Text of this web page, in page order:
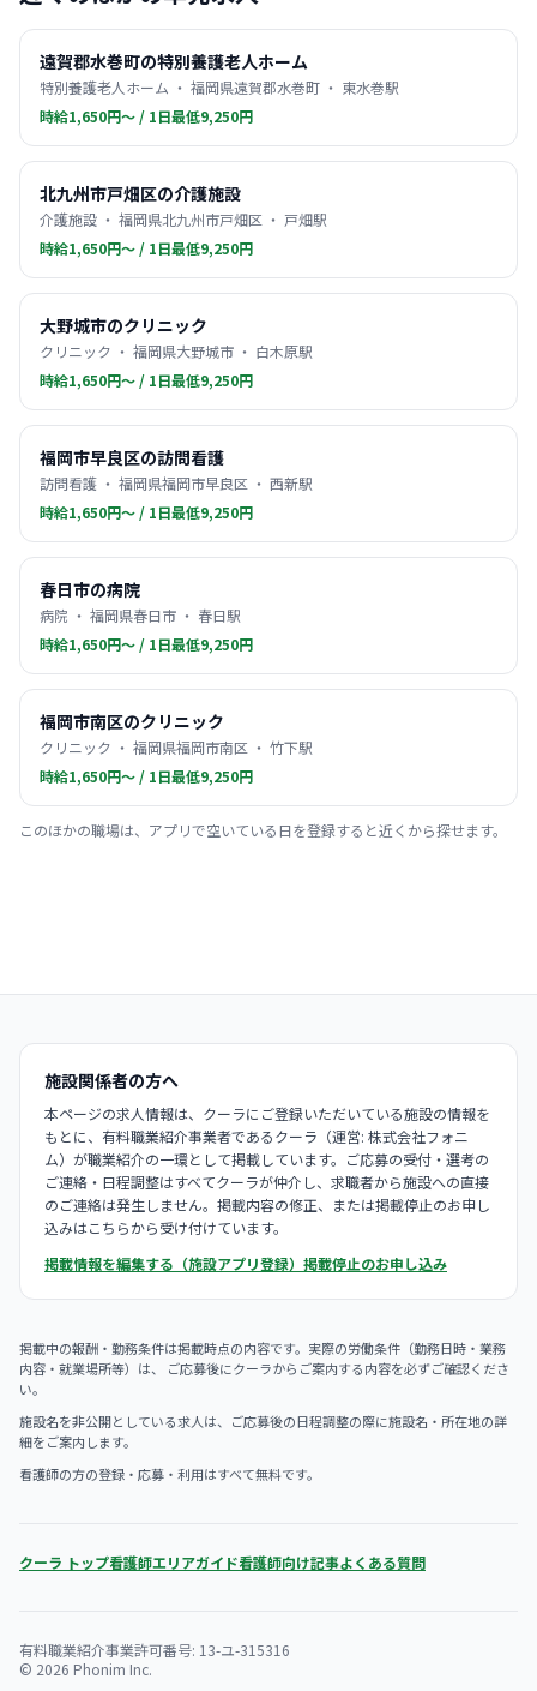
遠賀郡水巻町の特別養護老人ホーム
特別養護老人ホーム ・ 福岡県遠賀郡水巻町 ・ 東水巻駅
時給1,650円〜 / 1日最低9,250円
北九州市戸畑区の介護施設
介護施設 ・ 福岡県北九州市戸畑区 ・ 戸畑駅
時給1,650円〜 / 1日最低9,250円
大野城市のクリニック
クリニック ・ 福岡県大野城市 ・ 白木原駅
時給1,650円〜 / 1日最低9,250円
福岡市早良区の訪問看護
訪問看護 ・ 福岡県福岡市早良区 ・ 西新駅
時給1,650円〜 / 1日最低9,250円
春日市の病院
病院 ・ 福岡県春日市 ・ 春日駅
時給1,650円〜 / 1日最低9,250円
福岡市南区のクリニック
クリニック ・ 福岡県福岡市南区 ・ 竹下駅
時給1,650円〜 / 1日最低9,250円
このほかの職場は、アプリで空いている日を登録すると近くから探せます。
施設関係者の方へ
本ページの求人情報は、クーラにご登録いただいている施設の情報を
もとに、有料職業紹介事業者であるクーラ（運営: 株式会社フォニ
ム）が職業紹介の一環として掲載しています。ご応募の受付・選考の
ご連絡・日程調整はすべてクーラが仲介し、求職者から施設への直接
のご連絡は発生しません。掲載内容の修正、または掲載停止のお申し
込みはこちらから受け付けています。
掲載情報を編集する（施設アプリ登録） 掲載停止のお申し込み
掲載中の報酬・勤務条件は掲載時点の内容です。実際の労働条件（勤務日時・業務
内容・就業場所等）は、 ご応募後にクーラからご案内する内容を必ずご確認くださ
い。
施設名を非公開としている求人は、ご応募後の日程調整の際に施設名・所在地の詳
細をご案内します。
看護師の方の登録・応募・利用はすべて無料です。
クーラ トップ看護師エリアガイド看護師向け記事よくある質問
有料職業紹介事業許可番号: 13-ユ-315316
© 2026 Phonim Inc.